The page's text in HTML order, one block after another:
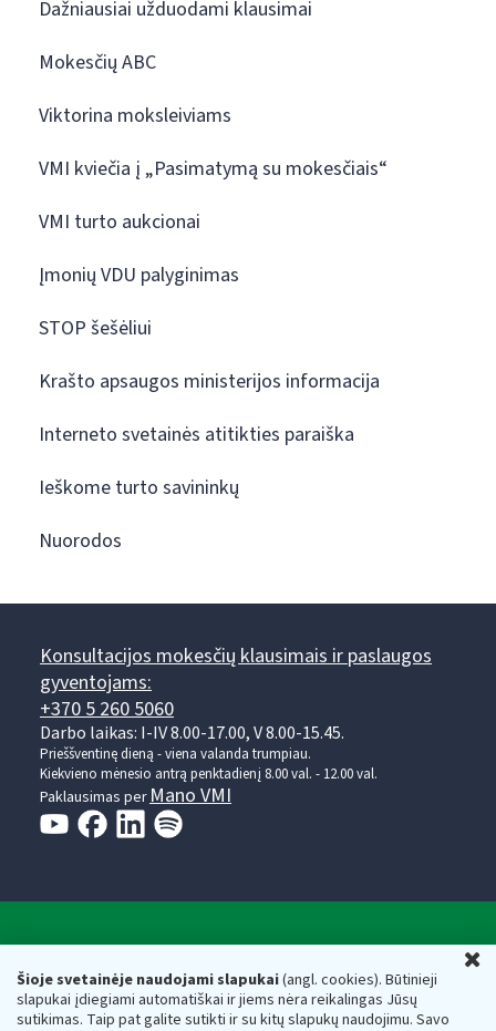
Šioje svetainėje naudojami slapukai(angl. cookies). Būtinieji
slapukai įdiegiami automatiškai ir jiems nėra reikalingas Jūsų
sutikimas. Taip pat galite sutikti ir su kitų slapukų naudojimu. Savo
Dažniausiai užduodami klausimai
Mokesčių ABC
Viktorina moksleiviams
VMI kviečia į „Pasimatymą su mokesčiais“
VMI turto aukcionai
Įmonių VDU palyginimas
STOP šešėliui
Krašto apsaugos ministerijos informacija
Interneto svetainės atitikties paraiška
Ieškome turto savininkų
Nuorodos
Konsultacijos mokesčių klausimais ir paslaugos
gyventojams:
+370 5 260 5060
Darbo laikas: I-IV 8.00-17.00, V 8.00-15.45.
Prieššventinę dieną - viena valanda trumpiau.
Kiekvieno mėnesio antrą penktadienį 8.00 val. - 12.00 val.
Paklausimas per Mano VMI
Respublikos finansų ministerijos
Biudžetinė įstaiga. Juridinio asmens kodas — 188659752,